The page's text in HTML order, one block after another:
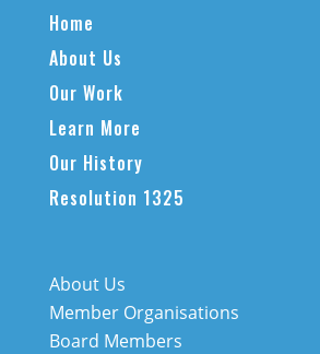
Home
About Us
Our Work
Learn More
Our History
Resolution 1325
About Us
Member Organisations
Board Members